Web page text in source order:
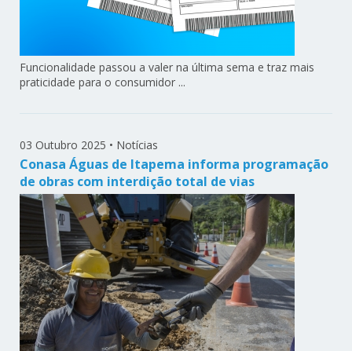
Funcionalidade passou a valer na última sema e traz mais
praticidade para o consumidor ...
03 Outubro 2025 • Notícias
Conasa Águas de Itapema informa programação
de obras com interdição total de vias